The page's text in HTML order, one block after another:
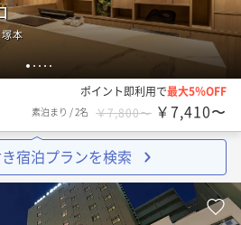
1 2 3 4 5
本
ポイント即利用で最大5％OFF
素泊まり /2名 ￥7,800〜 ￥7,410〜
宿泊プランを検索